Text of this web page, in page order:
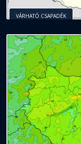
VÁRHATÓ CSAPADÉK